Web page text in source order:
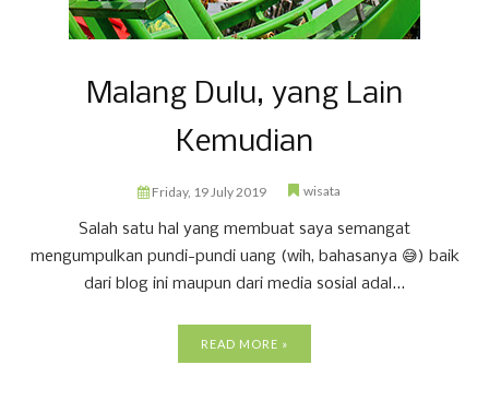
Malang Dulu, yang Lain
Kemudian
Friday, 19 July 2019 wisata
Salah satu hal yang membuat saya semangat
mengumpulkan pundi-pundi uang (wih, bahasanya 😅) baik
dari blog ini maupun dari media sosial adal...
READ MORE »